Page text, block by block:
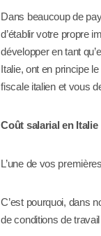
Dans beaucoup de
d’établir votre propre
développer en tant
Italie, ont en principe
fiscale italien et vous
Coût salarial en Italie
L’une de vos
C’est pourquoi, dans
de conditions de